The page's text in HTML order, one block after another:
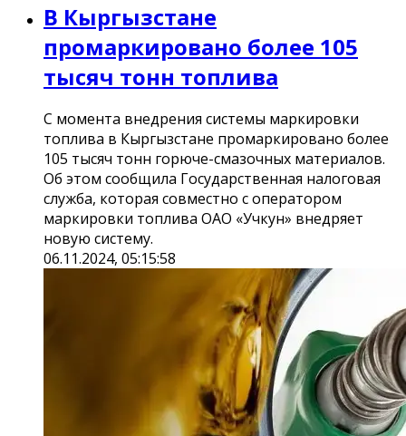
В Кыргызстане
промаркировано более 105
тысяч тонн топлива
С момента внедрения системы маркировки
топлива в Кыргызстане промаркировано более
105 тысяч тонн горюче-смазочных материалов.
Об этом сообщила Государственная налоговая
служба, которая совместно с оператором
маркировки топлива ОАО «Учкун» внедряет
новую систему.
06.11.2024, 05:15:58